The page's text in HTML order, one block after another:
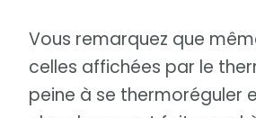
Vous remarquez que
celles affichées par le
peine à se thermoréguler